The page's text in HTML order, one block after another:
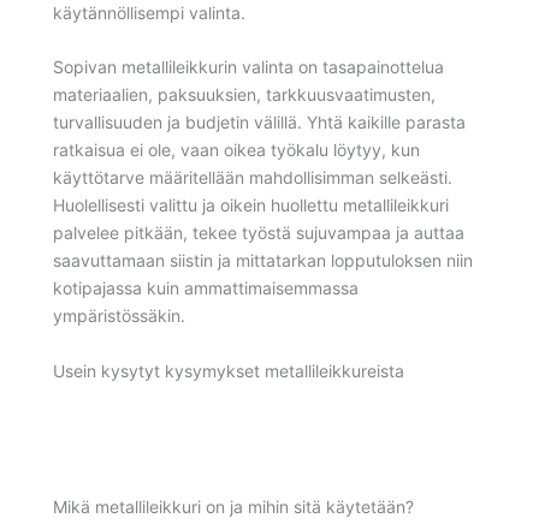
käytännöllisempi valinta.
Sopivan metallileikkurin valinta on tasapainottelua
materiaalien, paksuuksien, tarkkuusvaatimusten,
turvallisuuden ja budjetin välillä. Yhtä kaikille parasta
ratkaisua ei ole, vaan oikea työkalu löytyy, kun
käyttötarve määritellään mahdollisimman selkeästi.
Huolellisesti valittu ja oikein huollettu metallileikkuri
palvelee pitkään, tekee työstä sujuvampaa ja auttaa
saavuttamaan siistin ja mittatarkan lopputuloksen niin
kotipajassa kuin ammattimaisemmassa
ympäristössäkin.
Usein kysytyt kysymykset metallileikkureista
Mikä metallileikkuri on ja mihin sitä käytetään?